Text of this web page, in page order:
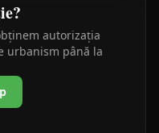
autorizația
urbanism până la